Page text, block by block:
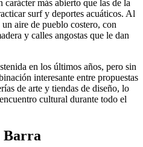
más abierto que las de la
surf y deportes acuáticos. Al
aire de pueblo costero, con
y calles angostas que le dan
en los últimos años, pero sin
interesante entre propuestas
de arte y tiendas de diseño, lo
cultural durante todo el
Barra